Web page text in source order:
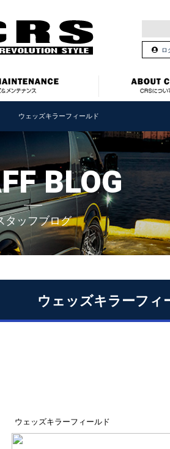
ロ
ウェッズキラーフィールド
BLOG
タッフブログ
ウェッズキラーフィ
ズキラーフィールド